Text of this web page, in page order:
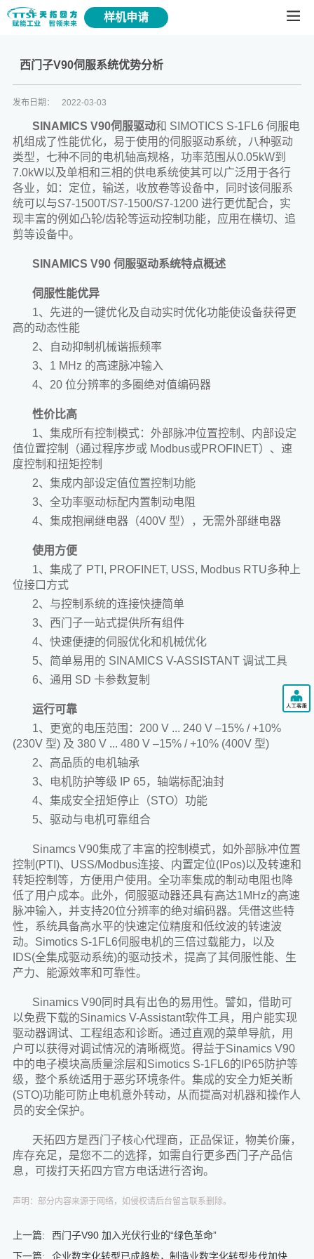
样机申请
西门子V90伺服系统优势分析
发布日期： 2022-03-03
SINAMICS V90伺服驱动和 SIMOTICS S-1FL6 伺服电
机组成了性能优化，易于使用的伺服驱动系统，八种驱动
类型，七种不同的电机轴高规格，功率范围从0.05kW到
7.0kW以及单相和三相的供电系统使其可以广泛用于各行
各业，如：定位，输送，收放卷等设备中，同时该伺服系
统可以与S7-1500T/S7-1500/S7-1200 进行更优配合，实
现丰富的例如凸轮/齿轮等运动控制功能，应用在横切、追
剪等设备中。
SINAMICS V90 伺服驱动系统特点概述
伺服性能优异
1、先进的一键优化及自动实时优化功能使设备获得更
高的动态性能
2、自动抑制机械谐振频率
3、1 MHz 的高速脉冲输入
4、20 位分辨率的多圈绝对值编码器
性价比高
1、集成所有控制模式：外部脉冲位置控制、内部设定
值位置控制（通过程序步或 Modbus或PROFINET）、速
度控制和扭矩控制
2、集成内部设定值位置控制功能
3、全功率驱动标配内置制动电阻
4、集成抱闸继电器（400V 型），无需外部继电器
使用方便
1、集成了 PTI, PROFINET, USS, Modbus RTU多种上
位接口方式
2、与控制系统的连接快捷简单
3、西门子一站式提供所有组件
4、快速便捷的伺服优化和机械优化
5、简单易用的 SINAMICS V-ASSISTANT 调试工具
6、通用 SD 卡参数复制
运行可靠
1、更宽的电压范围：200 V ... 240 V –15% / +10%
(230V 型) 及 380 V ... 480 V –15% / +10% (400V 型)
2、高品质的电机轴承
3、电机防护等级 IP 65，轴端标配油封
4、集成安全扭矩停止（STO）功能
5、驱动与电机可靠组合
Sinamcs V90集成了丰富的控制模式，如外部脉冲位置
控制(PTI)、USS/Modbus连接、内置定位(IPos)以及转速和
转矩控制等，方便用户使用。全功率集成的制动电阻也降
低了用户成本。此外，伺服驱动器还具有高达1MHz的高速
脉冲输入，并支持20位分辨率的绝对编码器。凭借这些特
性，系统具备高水平的快速定位精度和低纹波的转速波
动。Simotics S-1FL6伺服电机的三倍过载能力，以及
IDS(全集成驱动系统)的驱动技术，提高了其伺服性能、生
产力、能源效率和可靠性。
Sinamics V90同时具有出色的易用性。譬如，借助可
以免费下载的Sinamics V-Assistant软件工具，用户能实现
驱动器调试、工程组态和诊断。通过直观的菜单导航，用
户可以获得对调试情况的清晰概览。得益于Sinamics V90
中的电子模块高质量涂层和Simotics S-1FL6的IP65防护等
级，整个系统适用于恶劣环境条件。集成的安全力矩关断
(STO)功能可防止电机意外转动，从而提高对机器和操作人
员的安全保护。
天拓四方是西门子核心代理商，正品保证，物美价廉，
库存充足，是您不二的选择，如需自行更多西门子产品信
息，可拨打天拓四方官方电话进行咨询。
声明：部分内容来源于网络，如侵权请后台留言联系删除。
上一篇:
西门子V90 加入光伏行业的“绿色革命”
下一篇:
企业数字化转型已成趋势，制造业数字化转型步伐加快